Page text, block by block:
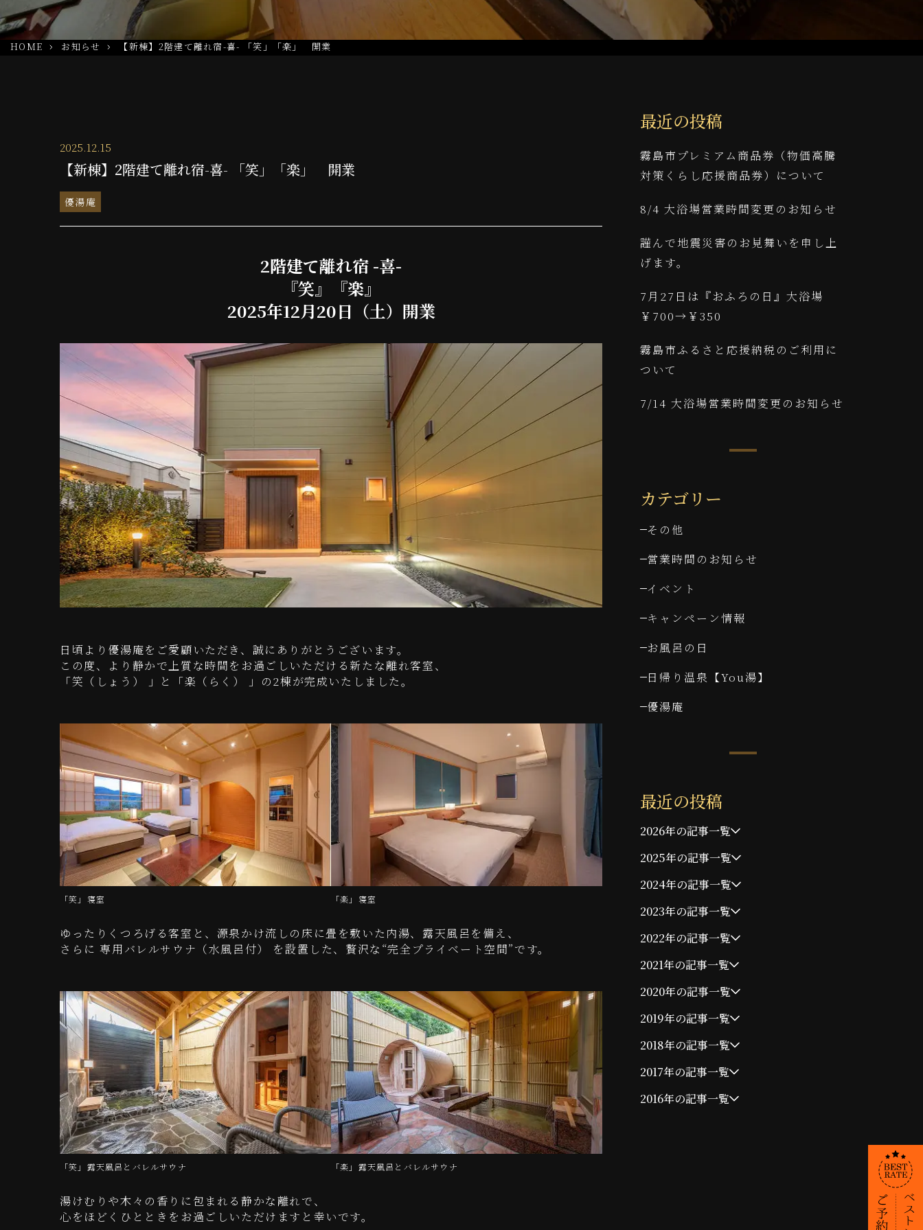
HOME お知らせ 【新棟】2階建て離れ宿-喜- 「笑」「楽」 開業
2025.12.15
【新棟】2階建て離れ宿-喜- 「笑」「楽」 開業
優湯庵
2階建て離れ宿 -喜-
『笑』『楽』
2025年12月20日（土）開業
日頃より優湯庵をご愛顧いただき、誠にありがとうございます。
この度、より静かで上質な時間をお過ごしいただける新たな離れ客室、
「笑（しょう） 」と「楽（らく） 」の2棟が完成いたしました。
「笑」寝室 「楽」寝室
ゆったりくつろげる客室と、源泉かけ流しの床に畳を敷いた内湯、露天風呂を備え、
さらに 専用バレルサウナ（水風呂付） を設置した、贅沢な“完全プライベート空間”です。
「笑」露天風呂とバレルサウナ 「楽」露天風呂とバレルサウナ
湯けむりや木々の香りに包まれる静かな離れで、
心をほどくひとときをお過ごしいただけますと幸いです。
最近の投稿
霧島市プレミアム商品券（物価高騰
対策くらし応援商品券）について
8/4 大浴場営業時間変更のお知らせ
謹んで地震災害のお見舞いを申し上
げます。
7月27日は『おふろの日』大浴場
￥700→￥350
霧島市ふるさと応援納税のご利用に
ついて
7/14 大浴場営業時間変更のお知らせ
カテゴリー
その他
営業時間のお知らせ
イベント
キャンペーン情報
お風呂の日
日帰り温泉【You湯】
優湯庵
最近の投稿
2026年の記事一覧
2025年の記事一覧
2024年の記事一覧
2023年の記事一覧
2022年の記事一覧
2021年の記事一覧
2020年の記事一覧
2019年の記事一覧
2018年の記事一覧
2017年の記事一覧
2016年の記事一覧